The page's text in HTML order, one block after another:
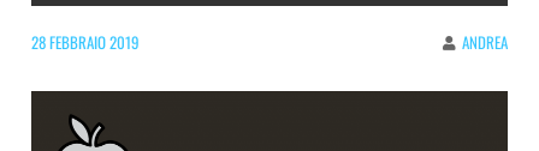
28 FEBBRAIO 2019 ANDREA